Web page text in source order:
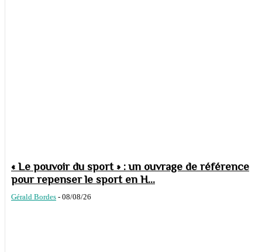
« Le pouvoir du sport » : un ouvrage de référence
pour repenser le sport en H...
Gérald Bordes - 08/08/26